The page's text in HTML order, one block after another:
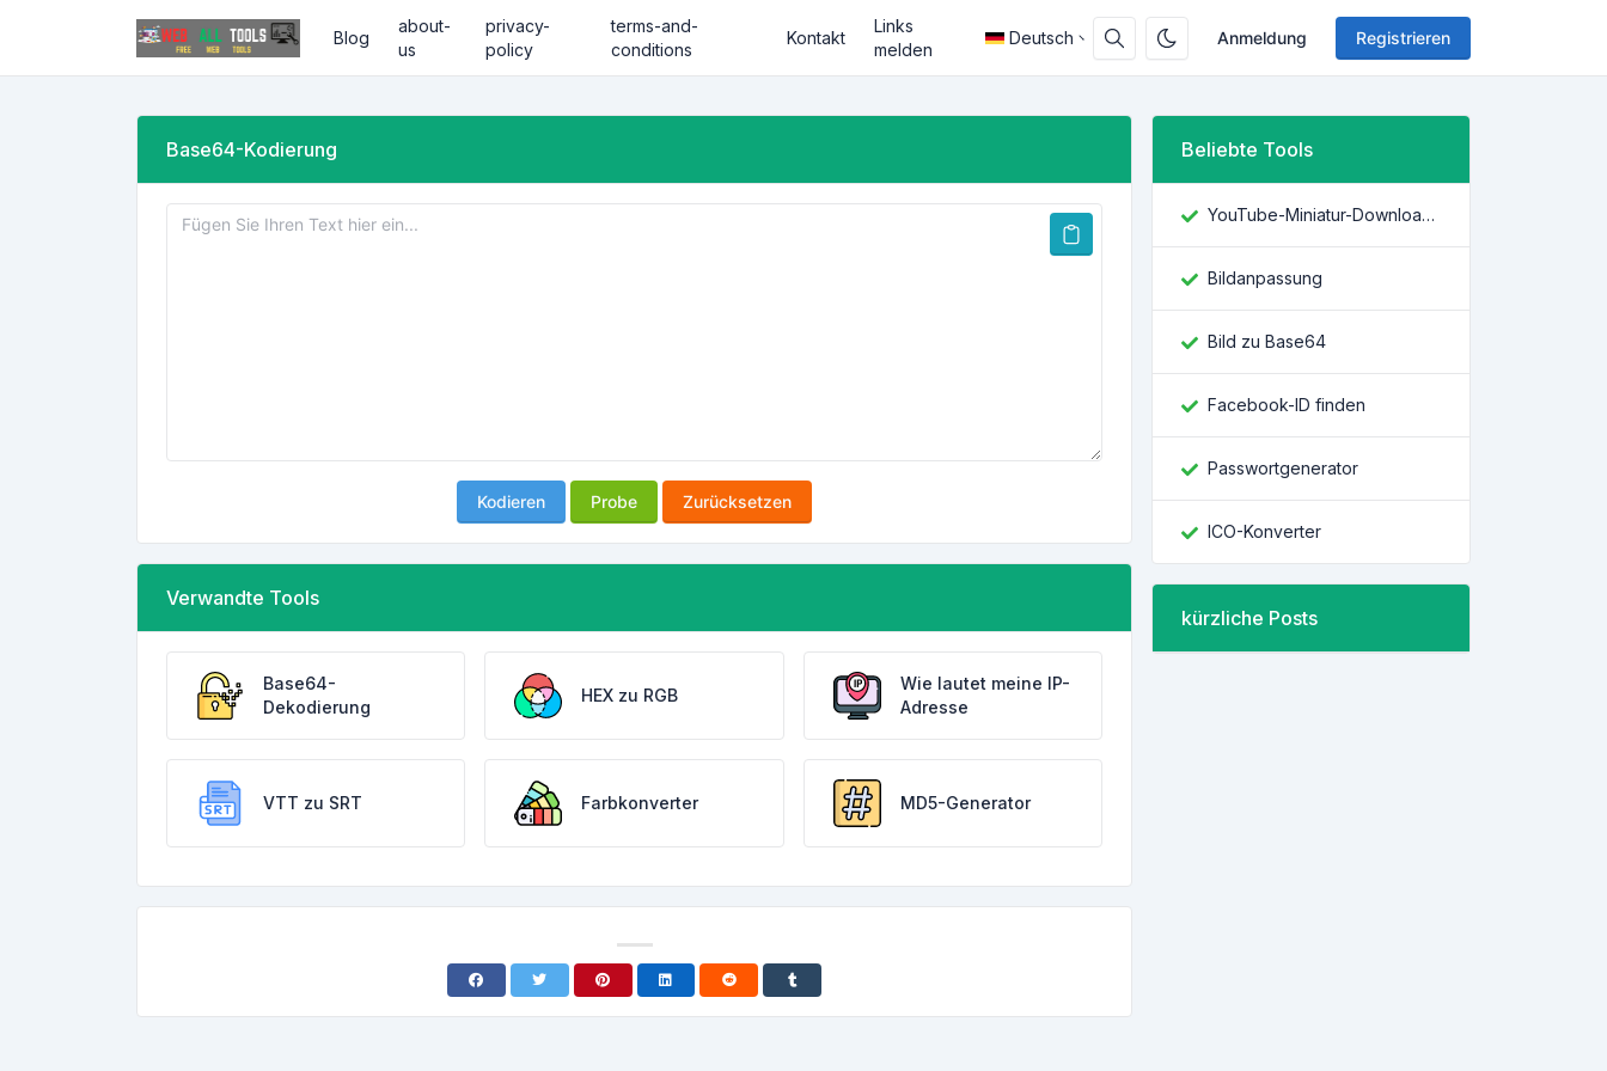
Anmeldung Registrieren
Blog
about-
us
privacy-
policy
terms-and-
conditions
Kontakt
Links
melden
Deutsch
Base64-Kodierung
Kodieren Probe Zurücksetzen
Verwandte Tools
Base64-
Dekodierung
HEX zu RGB
Wie lautet meine IP-
Adresse
VTT zu SRT Farbkonverter MD5-Generator
Beliebte Tools
YouTube-Miniatur-Downloader
Bildanpassung
Bild zu Base64
Facebook-ID finden
Passwortgenerator
ICO-Konverter
kürzliche Posts